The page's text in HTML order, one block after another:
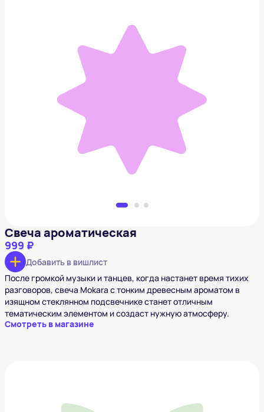
Свеча ароматическая
999 ₽
Добавить в вишлист
После громкой музыки и танцев, когда настанет время тихих
разговоров, свеча Mokara с тонким древесным ароматом в
изящном стеклянном подсвечнике станет отличным
тематическим элементом и создаст нужную атмосферу.
Смотреть в магазине